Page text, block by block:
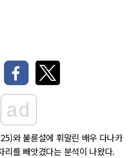
ad
와 불륜설에 휘말린 배우 다나카
리를 빼앗겼다는 분석이 나왔다.